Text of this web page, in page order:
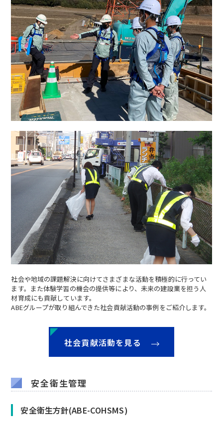
社会や地域の課題解決に向けてさまざまな活動を積極的に行ってい
ます。また体験学習の機会の提供等により、未来の建設業を担う人
材育成にも貢献しています。
ABEグループが取り組んできた社会貢献活動の事例をご紹介します。
社会貢献活動を見る
安全衛生管理
安全衛生方針(ABE-COHSMS)